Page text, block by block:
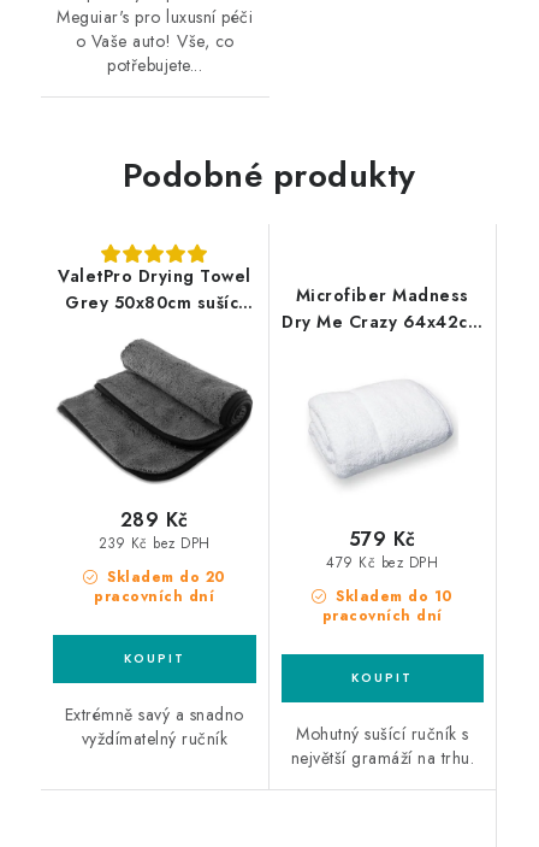
Meguiar's pro luxusní péči
o Vaše auto! Vše, co
potřebujete...
Podobné produkty
ValetPro Drying Towel
Grey 50x80cm sušící
Skladem do 20
pracovních dní
239 Kč bez DPH
289 Kč
Extrémně savý a snadno
vyždímatelný ručník
Microfiber Madness
Dry Me Crazy 64x42cm
Skladem do 10
pracovních dní
479 Kč bez DPH
579 Kč
Mohutný sušící ručník s
největší gramáží na trhu.